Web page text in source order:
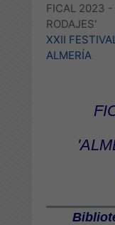
FICAL 2023 -
RODAJES'
XXII
ALMERÍA